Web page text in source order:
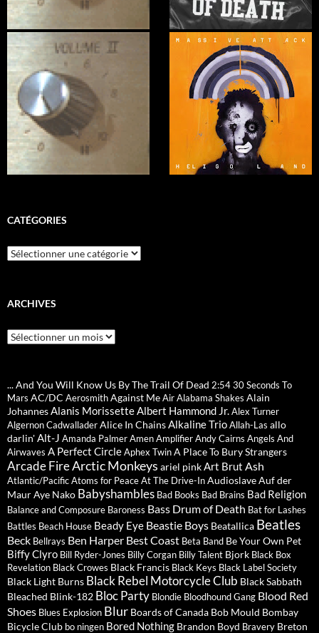
CATÉGORIES
Catégories
ARCHIVES
Archives
... And You Will Know Us By The Trail Of Dead 2:5430 Seconds To
Mars AC/DC AerosmithAgainst MeAirAlabama Shakes Alain
JohannesAlanis MorissetteAlbert Hammond Jr.Alex Turner
Algernon CadwalladerAlice In ChainsAlkaline TrioAllah-Las allo
darlin'Alt-J Amanda PalmerAmenAmplifierAndy Cairns Angels And
Airwaves A Perfect CircleAphex TwinA Place To Bury Strangers
Arcade FireArctic Monkeys ariel pinkArt Brut Ash
Atlantic/PacificAtoms for PeaceAt The Drive-InAudioslaveAuf der
MaurAye Nako Babyshambles Bad Books Bad Brains Bad Religion
Balance and Composure Baroness Bass Drum of Death Bat for Lashes
Battles Beach House Beady Eye Beastie Boys Beatallica Beatles
Beck Bellrays Ben Harper Best Coast Beta Band Be Your Own Pet
Biffy Clyro Bill Ryder-Jones Billy Corgan Billy Talent Bjork Black Box
Revelation Black Crowes Black Francis Black Keys Black Label Society
Black Light Burns Black Rebel Motorcycle Club Black Sabbath
Bleached Blink-182 Bloc Party Blondie Bloodhound Gang Blood Red
Shoes Blues Explosion Blur Boards of Canada Bob Mould Bombay
Bicycle Club bo ningen Bored Nothing Brandon Boyd Bravery Breton